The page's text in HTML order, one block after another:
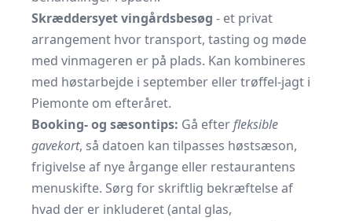
Skræddersyet vingårdsbesøg - et privat
arrangement hvor transport, tasting og møde
med vinmageren er på plads. Kan kombineres
med høstarbejde i september eller trøffel-jagt i
Piemonte om efteråret.
Booking- og sæsontips: Gå efterfleksible
gavekort, så datoen kan tilpasses høstsæson,
frigivelse af nye årgange eller restaurantens
menu­skifte. Sørg for skriftlig bekræftelse af
hvad der er inkluderet (antal glas,